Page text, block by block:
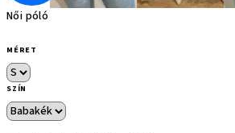
Női póló
MÉRET
SZÍN